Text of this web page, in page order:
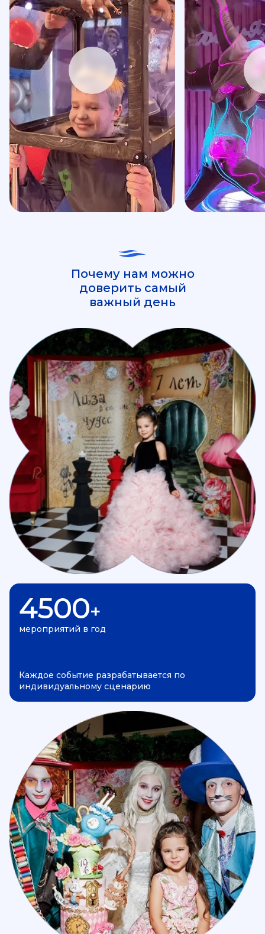
Почему нам можно
доверить самый
важный день
4500+
мероприятий в год
Каждое событие разрабатывается по
индивидуальному сценарию